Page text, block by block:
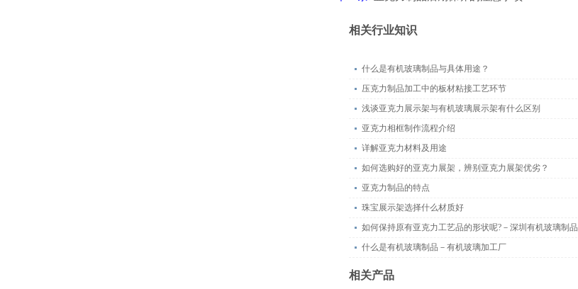
相关行业知识
什么是有机玻璃制品与具体用途？
压克力制品加工中的板材粘接工艺环节
浅谈亚克力展示架与有机玻璃展示架有什么区别
亚克力相框制作流程介绍
详解亚克力材料及用途
如何选购好的亚克力展架，辨别亚克力展架优劣？
亚克力制品的特点
珠宝展示架选择什么材质好
如何保持原有亚克力工艺品的形状呢?－深圳有机玻璃制品
什么是有机玻璃制品－有机玻璃加工厂
相关产品